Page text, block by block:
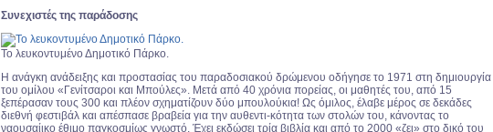
Συνεχιστές της παράδοσης
Το λευκοντυμένο Δημοτικό Πάρκο.
Η ανάγκη ανάδειξης και προστασίας του παραδοσιακού δρώμενου οδήγησε το 1971 στη δημιουργία
του ομίλου «Γενίτσαροι και Μπούλες». Μετά από 40 χρόνια πορείας, οι μαθητές του, από 15
ξεπέρασαν τους 300 και πλέον σχηματίζουν δύο μπουλούκια! Ως όμιλος, έλαβε μέρος σε δεκάδες
διεθνή φεστιβάλ και απέσπασε βραβεία για την αυθεντι-κότητα των στολών του, κάνοντας το
ναουσαίικο έθιμο παγκοσμίως γνωστό. Έχει εκδώσει τρία βιβλία και από το 2000 «ζει» στο δικό του